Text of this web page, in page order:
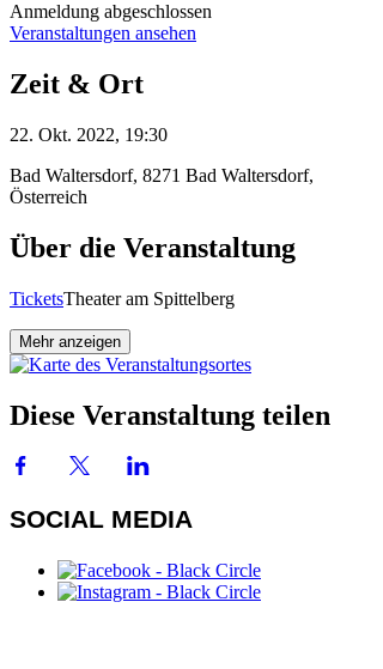
Anmeldung abgeschlossen
Veranstaltungen ansehen
Zeit & Ort
22. Okt. 2022, 19:30
Bad Waltersdorf, 8271 Bad Waltersdorf,
Österreich
Über die Veranstaltung
TicketsTheater am Spittelberg
Mehr anzeigen
Diese Veranstaltung teilen
SOCIAL MEDIA